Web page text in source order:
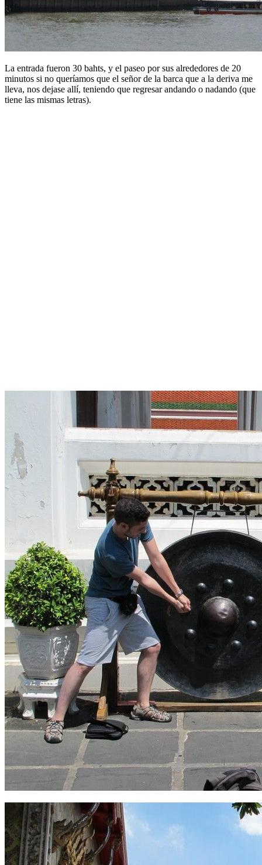
La entrada fueron 30 bahts, y el paseo por sus alrededores de 20
minutos si no queríamos que el señor de la barca que a la deriva me
lleva, nos dejase allí, teniendo que regresar andando o nadando (que
tiene las mismas letras).